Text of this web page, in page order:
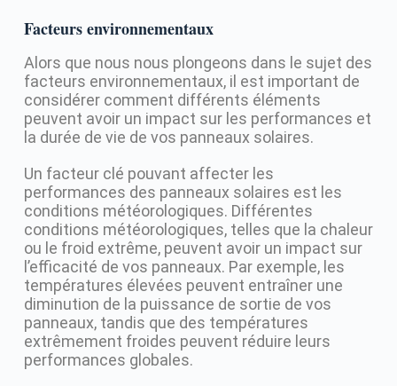
Facteurs environnementaux
Alors que nous nous plongeons dans le sujet des
facteurs environnementaux, il est important de
considérer comment différents éléments
peuvent avoir un impact sur les performances et
la durée de vie de vos panneaux solaires.
Un facteur clé pouvant affecter les
performances des panneaux solaires est les
conditions météorologiques. Différentes
conditions météorologiques, telles que la chaleur
ou le froid extrême, peuvent avoir un impact sur
l’efficacité de vos panneaux. Par exemple, les
températures élevées peuvent entraîner une
diminution de la puissance de sortie de vos
panneaux, tandis que des températures
extrêmement froides peuvent réduire leurs
performances globales.